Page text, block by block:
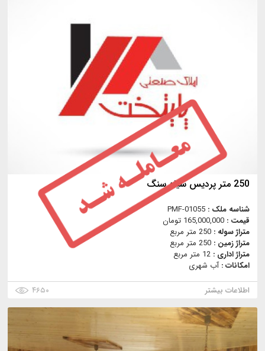
250 متر پرديس سياه سنگ
شناسه ملک : PMF-01055
قیمت : 165,000,000 تومان
متراژ سوله : 250 متر مربع
متراژ زمین : 250 متر مربع
متراژ اداری : 12 متر مربع
امکانات :آب شهری
اطلاعات بیشتر
۴۶۵۰